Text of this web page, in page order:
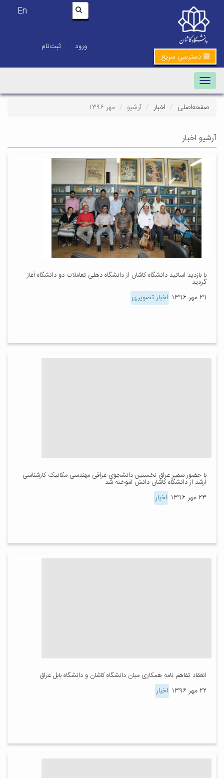
En
ورود | ثبت‌نام
دسترسی سریع
Toggle navigation
صفحه‌اصلی اخبار آرشیو مهر ۱۳۹۶
آرشیو اخبار
با بازدید اساتید دانشگاه کاشان از دانشگاه دهلی تعاملات دو دانشگاه آغاز
گردید
۲۹ مهر ۱۳۹۶ اخبار تصویری
با حضور سفیر عراق نخستین دانشجوی عراقی مهندسی مکانیک کارشناسی
ارشد از دانشگاه کاشان دانش آموخته شد
۲۳ مهر ۱۳۹۶ اخبار
انعقاد تفاهم نامه همکاری میان دانشگاه کاشان و دانشگاه بابل عراق
۲۲ مهر ۱۳۹۶ اخبار